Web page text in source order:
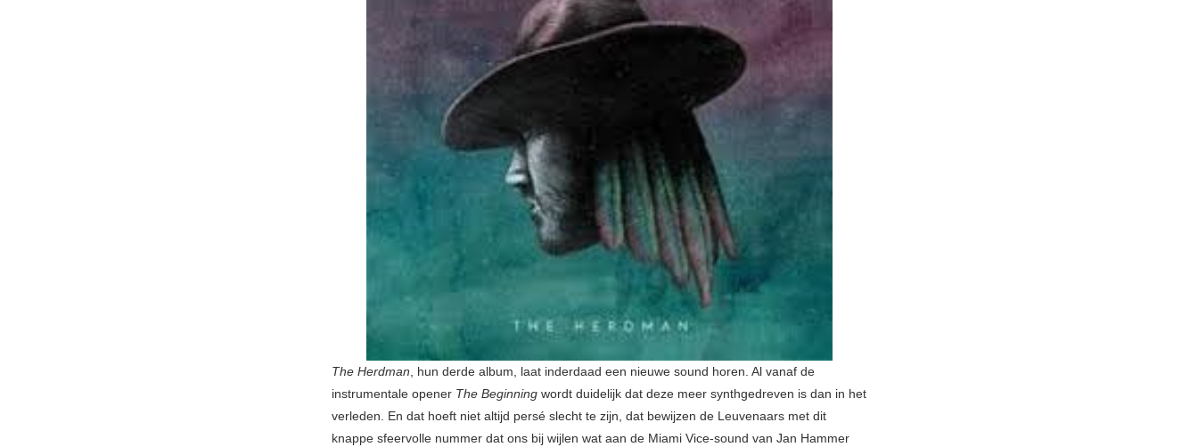
The Herdman, hun derde album, laat inderdaad een nieuwe sound horen. Al vanaf de
instrumentale opener The Beginning wordt duidelijk dat deze meer synthgedreven is dan in het
verleden. En dat hoeft niet altijd persé slecht te zijn, dat bewijzen de Leuvenaars met dit
knappe sfeervolle nummer dat ons bij wijlen wat aan de Miami Vice-sound van Jan Hammer